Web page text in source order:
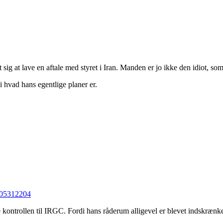
at lave en aftale med styret i Iran. Manden er jo ikke den idiot,
hans egentlige planer er.
til IRGC. Fordi hans råderum alligevel er blevet